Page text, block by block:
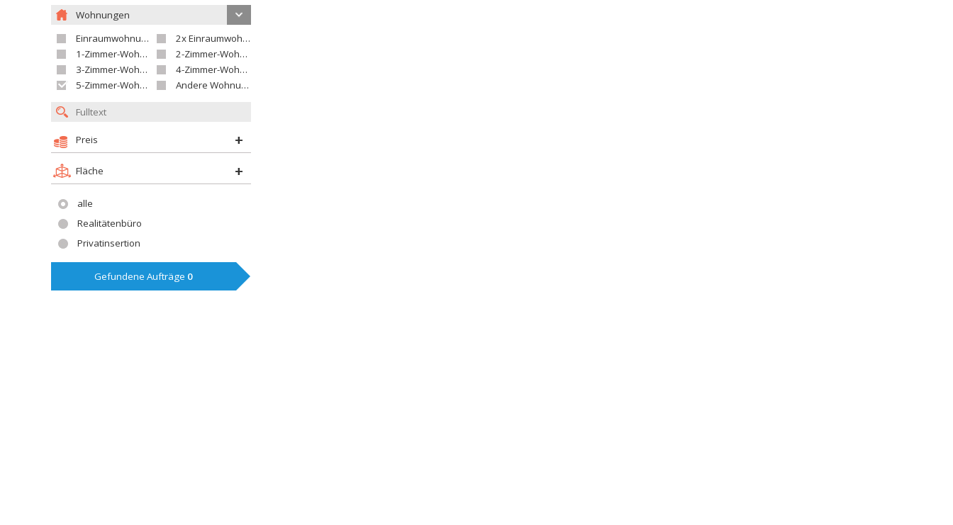
Wohnungen
Einraumwohnung
2x Einraumwohnung
1-Zimmer-Wohnung
2-Zimmer-Wohnung
3-Zimmer-Wohnung
4-Zimmer-Wohnung
5-Zimmer-Wohnung und größer
Andere Wohnung
Preis
Fläche
alle
Realitätenbüro
Privatinsertion
Gefundene Aufträge 0